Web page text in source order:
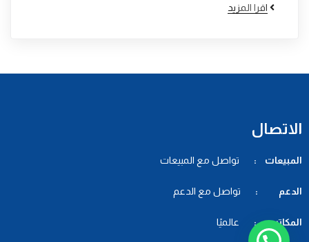
اقرا المزيد
الاتصال
المبيعات : تواصل مع المبيعات
الدعم : تواصل مع الدعم
المكاتب : عالميًا